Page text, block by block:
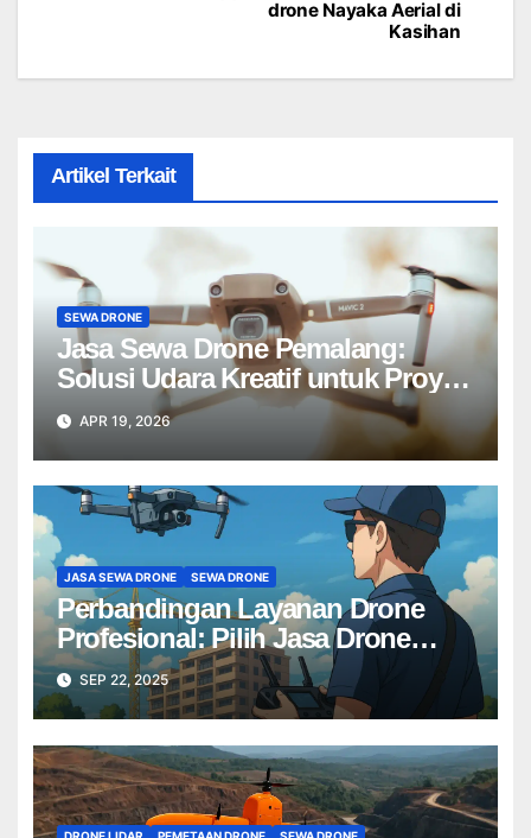
drone Nayaka Aerial di
Kasihan
Artikel Terkait
SEWA DRONE
Jasa Sewa Drone Pemalang:
Solusi Udara Kreatif untuk Proyek
Anda Tanpa Batas】
APR 19, 2026
JASA SEWA DRONE SEWA DRONE
Perbandingan Layanan Drone
Profesional: Pilih Jasa Drone
Terbaik untuk Proyek Anda
SEP 22, 2025